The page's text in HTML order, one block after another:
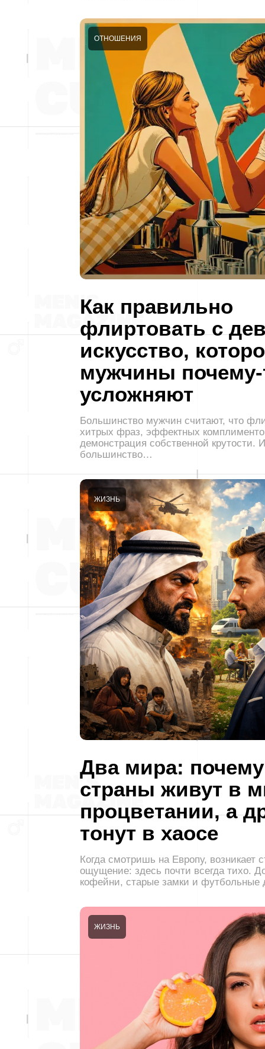
Как правильно
флиртовать с
искусство,
мужчины почему-
усложняют
ОТНОШЕНИЯ
Большинство мужчин считают, что
хитрых фраз, эффектных
демонстрация собственной крутости.
большинство…
Два мира:
страны живут в
процветании, а
тонут в хаосе
ЖИЗНЬ
Когда смотришь на Европу, возникает
ощущение: здесь почти всегда тихо.
кофейни, старые замки и
ЖИЗНЬ